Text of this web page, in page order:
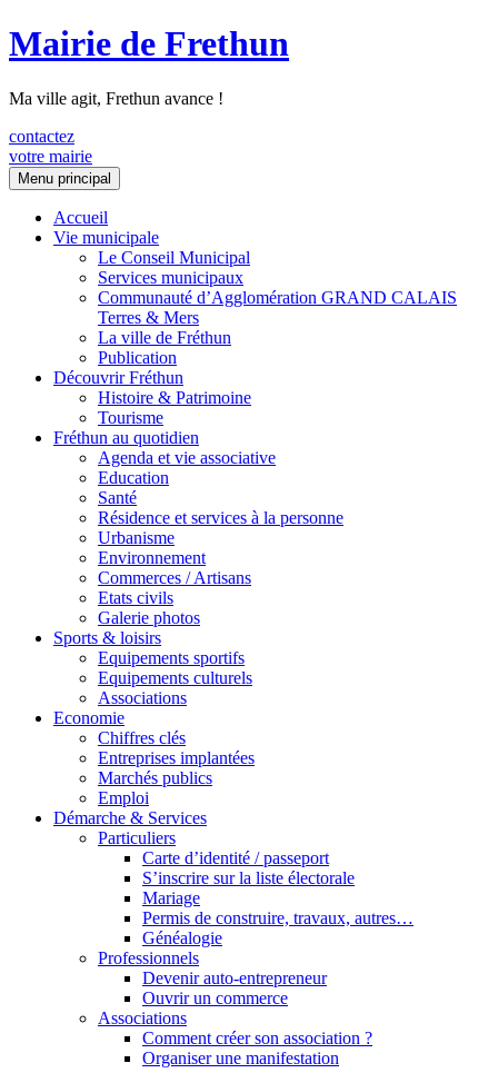
Mairie de Frethun
Ma ville agit, Frethun avance !
contactez
votre mairie
Menu principal
Aller
au
Accueil
Vie municipale
Le Conseil Municipal
Services municipaux
Communauté d’Agglomération GRAND CALAIS
Terres & Mers
La ville de Fréthun
Publication
Découvrir Fréthun
Histoire & Patrimoine
Tourisme
Fréthun au quotidien
Agenda et vie associative
Education
Santé
Résidence et services à la personne
Urbanisme
Environnement
Commerces / Artisans
Etats civils
Galerie photos
Sports & loisirs
Equipements sportifs
Equipements culturels
Associations
Economie
Chiffres clés
Entreprises implantées
Marchés publics
Emploi
Démarche & Services
Particuliers
Carte d’identité / passeport
S’inscrire sur la liste électorale
Mariage
Permis de construire, travaux, autres…
Généalogie
Professionnels
Devenir auto-entrepreneur
Ouvrir un commerce
Associations
Comment créer son association ?
Organiser une manifestation